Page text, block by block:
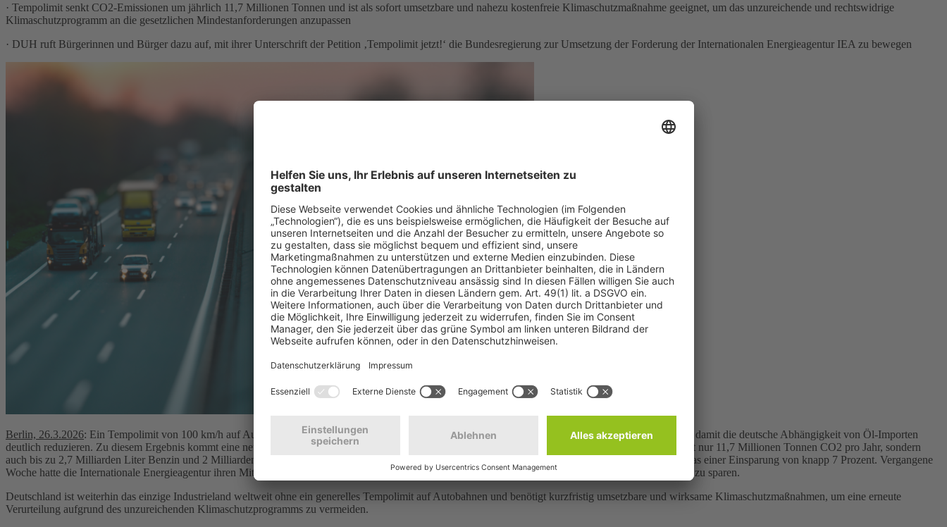
· Tempolimit senkt CO2-Emissionen um jährlich 11,7 Millionen Tonnen und ist als sofort umsetzbare und nahezu kostenfreie Klimaschutzmaßnahme geeignet, um das unzureichende und rechtswidrige
Klimaschutzprogramm an die gesetzlichen Mindestanforderungen anzupassen
· DUH ruft Bürgerinnen und Bürger dazu auf, mit ihrer Unterschrift der Petition ‚Tempolimit jetzt!‘ die Bundesregierung zur Umsetzung der Forderung der Internationalen Energieagentur IEA zu bewegen
Berlin, 26.3.2026: Ein Tempolimit von 100 km/h auf Autobahnen und 80 km/h außerorts kann bis zu 4,7 Milliarden Liter Kraftstoff pro Jahr einsparen und damit die deutsche Abhängigkeit von Öl-Importen
deutlich reduzieren. Zu diesem Ergebnis kommt eine neue Berechnung der Deutschen Umwelthilfe (DUH). Demzufolge spart ein solches Tempolimit nicht nur 11,7 Millionen Tonnen CO2 pro Jahr, sondern
auch bis zu 2,7 Milliarden Liter Benzin und 2 Milliarden Liter Diesel. Bei einem Kraftstoffverbrauch von 53,7 Millionen Tonnen im Jahr 2024 entspricht das einer Einsparung von knapp 7 Prozent. Vergangene
Woche hatte die Internationale Energieagentur ihren Mitgliedsstaaten empfohlen, aufgrund der Ölkrise vorhandene Tempolimits abzusenken, um Kraftstoff zu sparen.
Deutschland ist weiterhin das einzige Industrieland weltweit ohne ein generelles Tempolimit auf Autobahnen und benötigt kurzfristig umsetzbare und wirksame Klimaschutzmaßnahmen, um eine erneute
Verurteilung aufgrund des unzureichenden Klimaschutzprogramms zu vermeiden.